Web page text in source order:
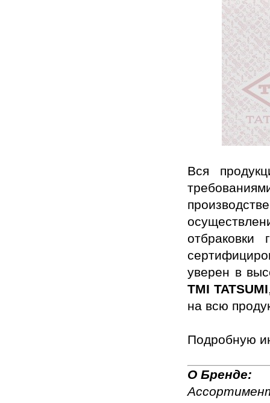
Вся
отбраковки
уверен в
TMI TATSUMI
на всю
Подробную
О Бренде: